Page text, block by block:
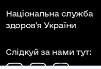
Національна служба
здоров'я України
Слідкуй за нами тут: